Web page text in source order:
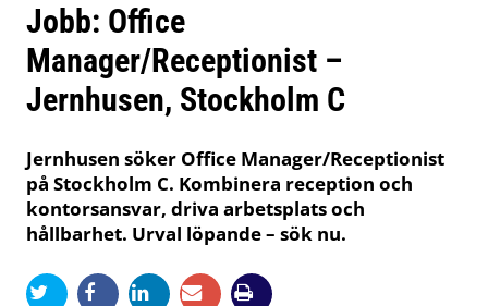
Jobb: Office
Manager/Receptionist –
Jernhusen, Stockholm C
Jernhusen söker Office Manager/Receptionist
på Stockholm C. Kombinera reception och
kontorsansvar, driva arbetsplats och
hållbarhet. Urval löpande – sök nu.